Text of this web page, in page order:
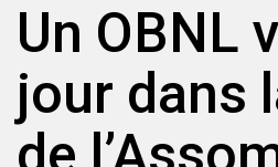
Un OBNL
jour dans